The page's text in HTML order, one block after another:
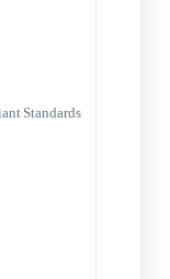
Standards